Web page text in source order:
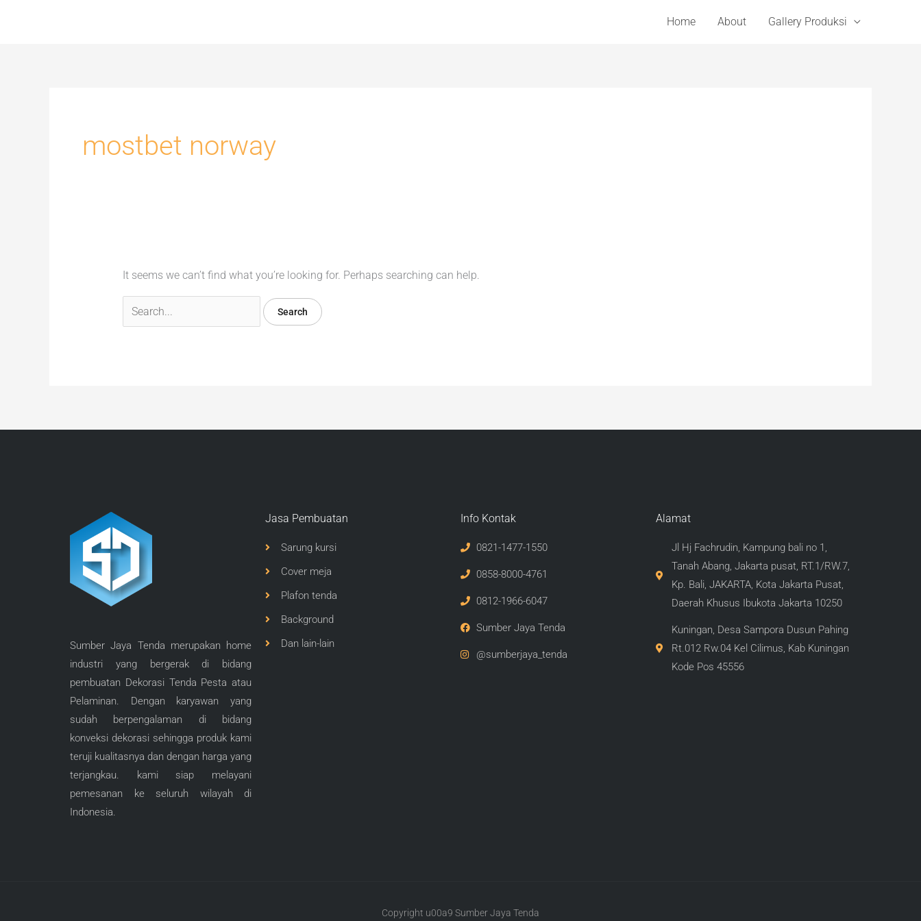
Home About Gallery Produksi
mostbet norway
It seems we can’t find what you’re looking for. Perhaps searching can help.
Sumber Jaya Tenda merupakan home
industri yang bergerak di bidang
pembuatan Dekorasi Tenda Pesta atau
Pelaminan. Dengan karyawan yang
sudah berpengalaman di bidang
konveksi dekorasi sehingga produk kami
teruji kualitasnya dan dengan harga yang
terjangkau. kami siap melayani
pemesanan ke seluruh wilayah di
Indonesia.
Jasa Pembuatan
Sarung kursi
Cover meja
Plafon tenda
Background
Dan lain-lain
Info Kontak
0821-1477-1550
0858-8000-4761
0812-1966-6047
Sumber Jaya Tenda
@sumberjaya_tenda
Alamat
Jl Hj Fachrudin, Kampung bali no 1,
Tanah Abang, Jakarta pusat, RT.1/RW.7,
Kp. Bali, JAKARTA, Kota Jakarta Pusat,
Daerah Khusus Ibukota Jakarta 10250
Kuningan, Desa Sampora Dusun Pahing
Rt.012 Rw.04 Kel Cilimus, Kab Kuningan
Kode Pos 45556
Copyright u00a9 Sumber Jaya Tenda